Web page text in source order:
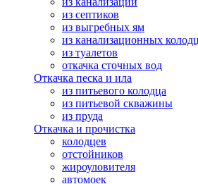
из септиков
из выгребных ям
из канализационных
из туалетов
откачка сточных вод
Откачка песка и ила
из питьевого колодца
из питьевой скважины
из пруда
Откачка и прочистка
колодцев
отстойников
жироуловителя
автомоек